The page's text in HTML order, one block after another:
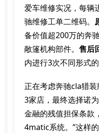
爱车维修实况，每辆
驰维修工单二维码。
备价值超200万的奔
敞篷机构部件。 售后
内进行3次不同形式的
正在考虑奔驰cla猎
3家店，最终选择诺
金融的残值担保条款
4matic系统。”这样